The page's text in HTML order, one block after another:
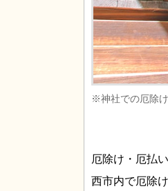
※神社での厄除
厄除け・厄払
西市内で厄除